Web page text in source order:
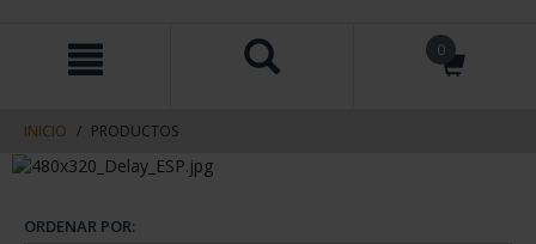
contenido
navegacin
0
INICIO PRODUCTOS
ORDENAR POR: